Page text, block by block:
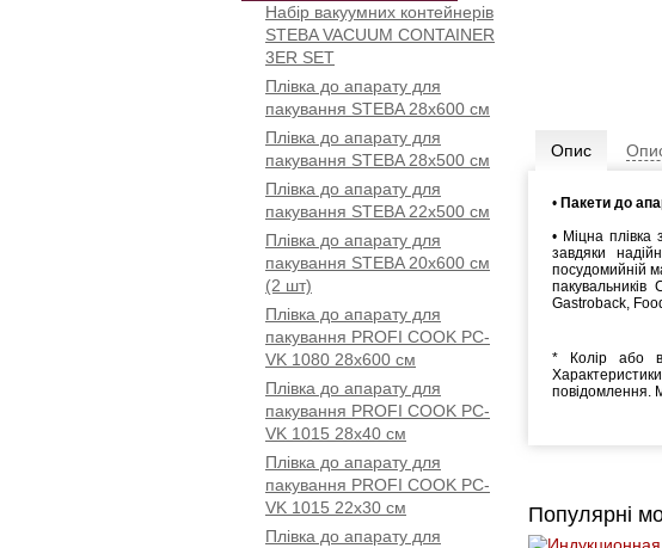
Набір вакуумних контейнерів
STEBA VACUUM CONTAINER
3ER SET
Плівка до апарату для
пакування STEBA 28x600 см
Плівка до апарату для
пакування STEBA 28x500 см
Плівка до апарату для
пакування STEBA 22x500 см
Плівка до апарату для
пакування STEBA 20x600 см
(2 шт)
Плівка до апарату для
пакування PROFI COOK PC-
VK 1080 28x600 см
Плівка до апарату для
пакування PROFI COOK PC-
VK 1015 28х40 см
Плівка до апарату для
пакування PROFI COOK PC-
VK 1015 22х30 см
Плівка до апарату для
Опис
• Пакети до
• Міцна плівка
завдяки
посудомийній
Gastroback,
* Колір або
повідомлення.
Популярні